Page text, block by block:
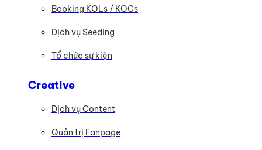
Booking KOLs / KOCs
Dịch vụ Seeding
Tổ chức sự kiện
Creative
Dịch vụ Content
Quản trị Fanpage